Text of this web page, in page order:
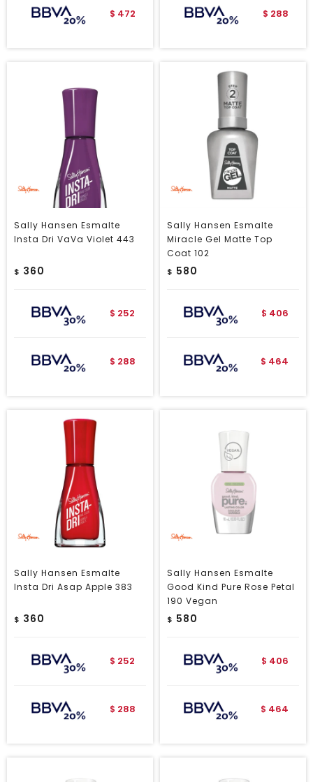
$ 472 $ 288
Sally Hansen Esmalte
Insta Dri VaVa Violet 443
$ 360
$ 252
$ 288
Sally Hansen Esmalte
Miracle Gel Matte Top
Coat 102
$ 580
$ 406
$ 464
Sally Hansen Esmalte
Insta Dri Asap Apple 383
$ 360
$ 252
$ 288
Sally Hansen Esmalte
Good Kind Pure Rose Petal
190 Vegan
$ 580
$ 406
$ 464